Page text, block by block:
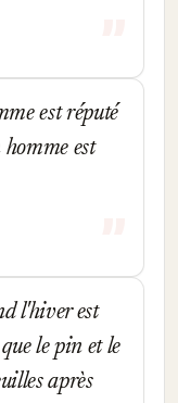
est réputé
est
l'hiver est
le pin et le
après